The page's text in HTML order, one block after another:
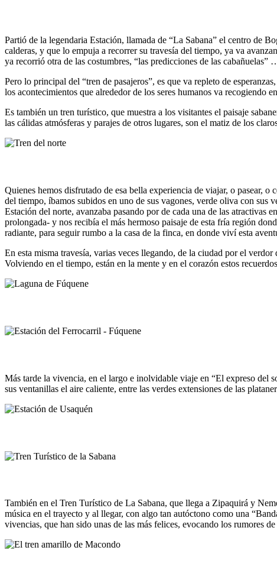
Partió de la legendaria Estación, llamada de “La Sabana” el centro de
calderas, y que lo empuja a recorrer su travesía del tiempo, ya va
ya recorrió otra de las costumbres, “las predicciones de las
Pero lo principal del “tren de pasajeros”, es que va repleto de
los acontecimientos que alrededor de los seres humanos va recogiendo
Es también un tren turístico, que muestra a los visitantes el paisaje
las cálidas atmósferas y parajes de otros lugares, son el matiz de los
Quienes hemos disfrutado de esa bella experiencia de viajar, o pasear,
del tiempo, íbamos subidos en uno de sus vagones, verde oliva con
Estación del norte, avanzaba pasando por de cada una de las
prolongada- y nos recibía el más hermoso paisaje de esta fría región
radiante, para seguir rumbo a la casa de la finca, en donde viví esta
En esta misma travesía, varias veces llegando, de la ciudad por el
Volviendo en el tiempo, están en la mente y en el corazón estos
Más tarde la vivencia, en el largo e inolvidable viaje en “El expreso del
sus ventanillas el aire caliente, entre las verdes extensiones de las
También en el Tren Turístico de La Sabana, que llega a Zipaquirá y
música en el trayecto y al llegar, con algo tan autóctono como una
vivencias, que han sido unas de las más felices, evocando los rumores